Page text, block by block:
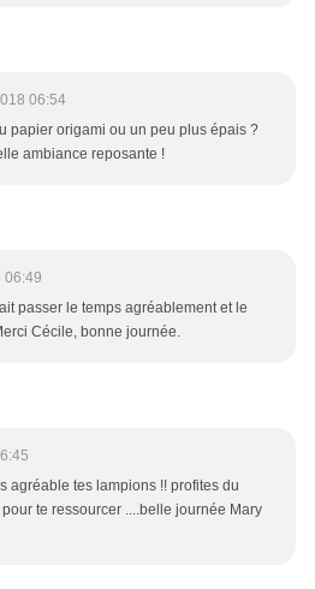
06:54
papier origami ou un peu plus épais ?
ambiance reposante !
06:49
passer le temps agréablement et le
Cécile, bonne journée.
agréable tes lampions !! profites du
te ressourcer ....belle journée Mary